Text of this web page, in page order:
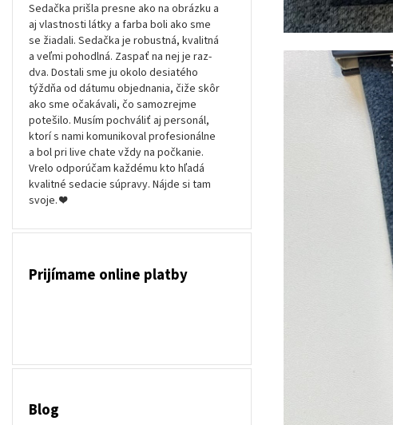
Sedačka prišla presne ako na obrázku a
aj vlastnosti látky a farba boli ako sme
se žiadali. Sedačka je robustná, kvalitná
a veľmi pohodlná. Zaspať na nej je raz-
dva. Dostali sme ju okolo desiatého
týždňa od dátumu objednania, čiže skôr
ako sme očakávali, čo samozrejme
potešilo. Musím pochváliť aj personál,
ktorí s nami komunikoval profesionálne
a bol pri live chate vždy na počkanie.
Vrelo odporúčam každému kto hľadá
kvalitné sedacie súpravy. Nájde si tam
svoje. ❤️
Prijímame online platby
Blog